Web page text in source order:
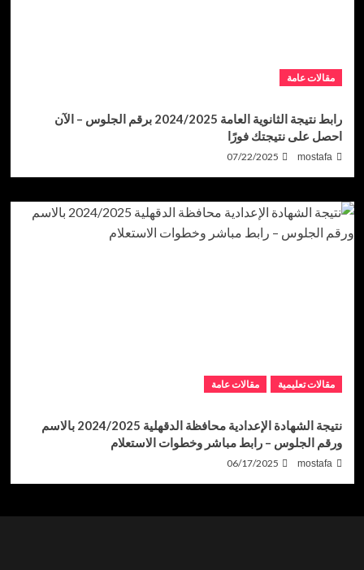
مقالات عامة
رابط نتيجة الثانوية العامة 2024/2025 برقم الجلوس – الآن
احصل على نتيجتك فورًا
mostafa
07/22/2025
مقالات تعليمية مقالات عامة
نتيجة الشهادة الإعدادية محافظة الدقهلية 2024/2025 بالاسم
ورقم الجلوس – رابط مباشر وخطوات الاستعلام
mostafa
06/17/2025